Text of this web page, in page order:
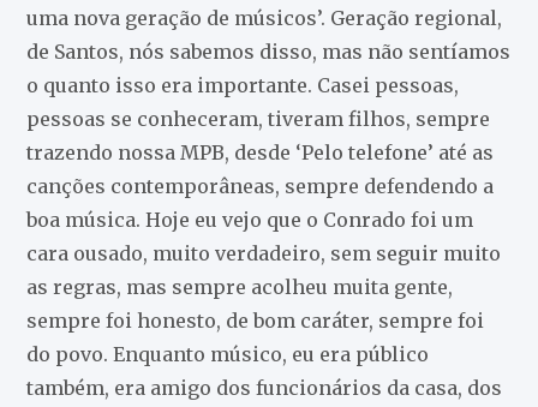
uma nova geração de músicos’. Geração regional,
de Santos, nós sabemos disso, mas não sentíamos
o quanto isso era importante. Casei pessoas,
pessoas se conheceram, tiveram filhos, sempre
trazendo nossa MPB, desde ‘Pelo telefone’ até as
canções contemporâneas, sempre defendendo a
boa música. Hoje eu vejo que o Conrado foi um
cara ousado, muito verdadeiro, sem seguir muito
as regras, mas sempre acolheu muita gente,
sempre foi honesto, de bom caráter, sempre foi
do povo. Enquanto músico, eu era público
também, era amigo dos funcionários da casa, dos